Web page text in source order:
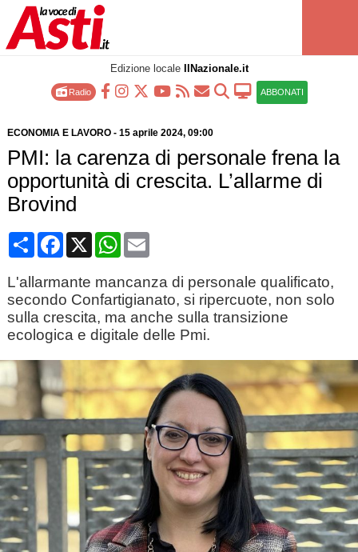
Edizione locale IlNazionale.it
Radio ABBONATI
ECONOMIA E LAVORO- 15 aprile 2024, 09:00
PMI: la carenza di personale frena la
opportunità di crescita. L’allarme di
Brovind
CondividiFacebook
X WhatsApp
Email
L'allarmante mancanza di personale qualificato,
secondo Confartigianato, si ripercuote, non solo
sulla crescita, ma anche sulla transizione
ecologica e digitale delle Pmi.